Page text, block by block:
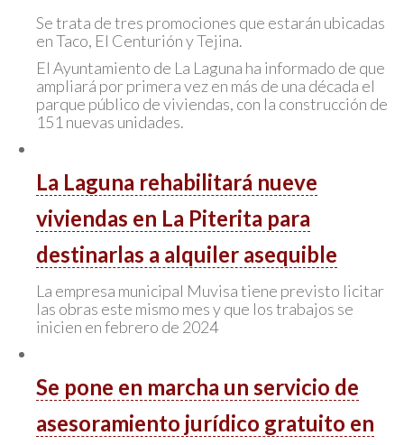
Se trata de tres promociones que estarán ubicadas
en Taco, El Centurión y Tejina.
El Ayuntamiento de La Laguna ha informado de que
ampliará por primera vez en más de una década el
parque público de viviendas, con la construcción de
151 nuevas unidades.
La Laguna rehabilitará nueve
viviendas en La Piterita para
destinarlas a alquiler asequible
La empresa municipal Muvisa tiene previsto licitar
las obras este mismo mes y que los trabajos se
inicien en febrero de 2024
Se pone en marcha un servicio de
asesoramiento jurídico gratuito en